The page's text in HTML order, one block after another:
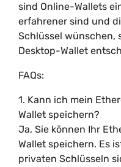
sind Online-Wallets
erfahrener sind und
Schlüssel wünschen,
Desktop-Wallet
FAQs:
1. Kann ich mein
Wallet speichern?
Ja, Sie können Ihr
Wallet speichern. Es
privaten Schlüsseln